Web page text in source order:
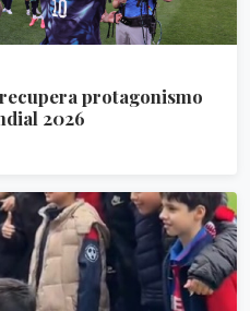
protagonismo
2026